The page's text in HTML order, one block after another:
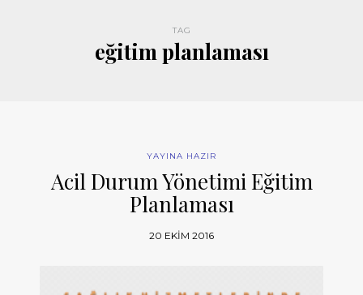
TAG
eğitim planlaması
YAYINA HAZIR
Acil Durum Yönetimi Eğitim
Planlaması
20 EKIM 2016